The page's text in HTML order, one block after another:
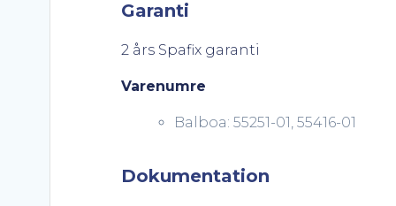
Garanti
2 års Spafix garanti
Varenumre
Balboa: 55251-01, 55416-01
Dokumentation